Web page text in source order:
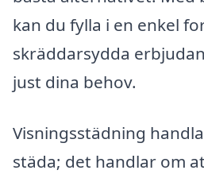
kan du fylla i en enkel
skräddarsydda
just dina behov.
Visningsstädning
städa; det handlar om